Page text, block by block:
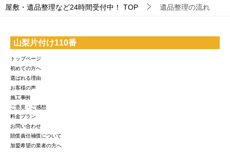
屋敷・遺品整理など24時間受付中！
TOP 遺品整理の流れ
山梨片付け110番
トップページ
初めての方へ
選ばれる理由
お客様の声
施工事例
ご意見・ご感想
料金プラン
お問い合わせ
賠償責任補償について
加盟希望の業者の方へ